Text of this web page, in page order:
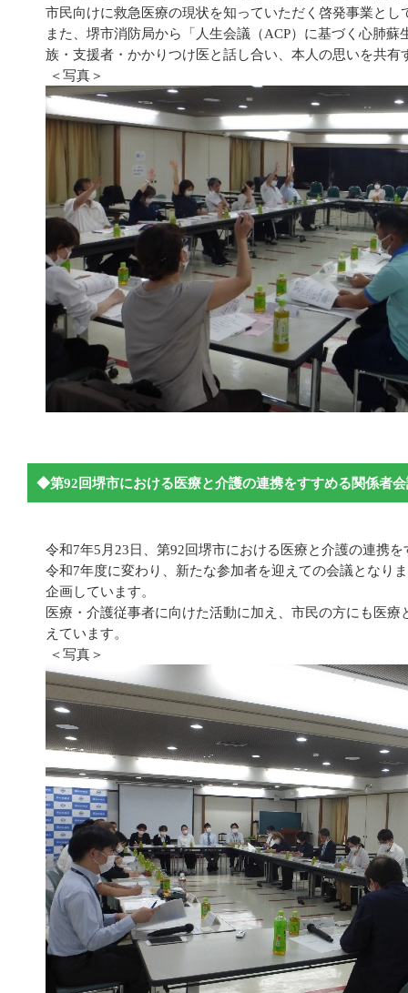
市民向けに救急医療の現状を知っていただく啓発事業と
また、堺市消防局から「人生会議（ACP）に基づく心肺
族・支援者・かかりつけ医と話し合い、本人の思いを共
＜写真＞
◆第92回堺市における医療と介護の連携をすすめる関係者
令和7年5月23日、第92回堺市における医療と介護の連携
令和7年度に変わり、新たな参加者を迎えての会議となり
企画しています。
医療・介護従事者に向けた活動に加え、市民の方にも医
えています。
＜写真＞